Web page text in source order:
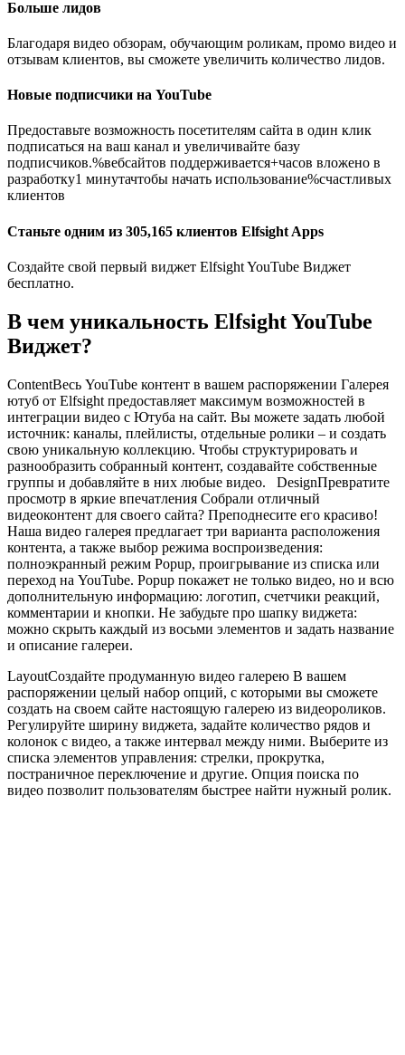
Больше лидов
Благодаря видео обзорам, обучающим роликам, промо видео и
отзывам клиентов, вы сможете увеличить количество лидов.
Новые подписчики на YouTube
Предоставьте возможность посетителям сайта в один клик
подписаться на ваш канал и увеличивайте базу
подписчиков.%вебсайтов поддерживается+часов вложено в
разработку1 минутачтобы начать использование%счастливых
клиентов
Станьте одним из 305,165 клиентов Elfsight Apps
Создайте свой первый виджет Elfsight YouTube Виджет
бесплатно.
В чем уникальность Elfsight YouTube
Виджет?
ContentВесь YouTube контент в вашем распоряжении Галерея
ютуб от Elfsight предоставляет максимум возможностей в
интеграции видео с Ютуба на сайт. Вы можете задать любой
источник: каналы, плейлисты, отдельные ролики – и создать
свою уникальную коллекцию. Чтобы структурировать и
разнообразить собранный контент, создавайте собственные
группы и добавляйте в них любые видео. DesignПревратите
просмотр в яркие впечатления Собрали отличный
видеоконтент для своего сайта? Преподнесите его красиво!
Наша видео галерея предлагает три варианта расположения
контента, а также выбор режима воспроизведения:
полноэкранный режим Popup, проигрывание из списка или
переход на YouTube. Popup покажет не только видео, но и всю
дополнительную информацию: логотип, счетчики реакций,
комментарии и кнопки. Не забудьте про шапку виджета:
можно скрыть каждый из восьми элементов и задать название
и описание галереи.
LayoutСоздайте продуманную видео галерею В вашем
распоряжении целый набор опций, с которыми вы сможете
создать на своем сайте настоящую галерею из видеороликов.
Регулируйте ширину виджета, задайте количество рядов и
колонок с видео, а также интервал между ними. Выберите из
списка элементов управления: стрелки, прокрутка,
постраничное переключение и другие. Опция поиска по
видео позволит пользователям быстрее найти нужный ролик.